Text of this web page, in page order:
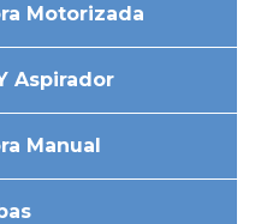
Motorizada
Aspirador
Manual